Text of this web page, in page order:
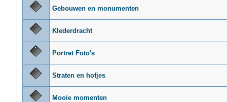
Gebouwen en monumenten
Klederdracht
Portret Foto's
Straten en hofjes
Mooie momenten